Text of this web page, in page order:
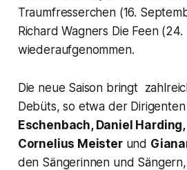
Traumfresserchen (16.
Richard Wagners Die Feen
wiederaufgenommen.
Die neue Saison bringt
Debüts, so etwa der Dirigenten
Eschenbach, Daniel
Cornelius Meisterund
den Sängerinnen und